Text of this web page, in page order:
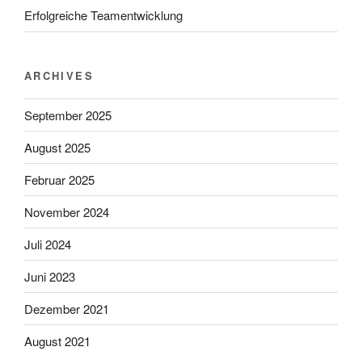
Erfolgreiche Teamentwicklung
ARCHIVES
September 2025
August 2025
Februar 2025
November 2024
Juli 2024
Juni 2023
Dezember 2021
August 2021